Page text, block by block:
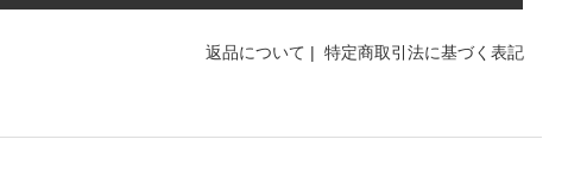
返品について | 特定商取引法に基づく表記